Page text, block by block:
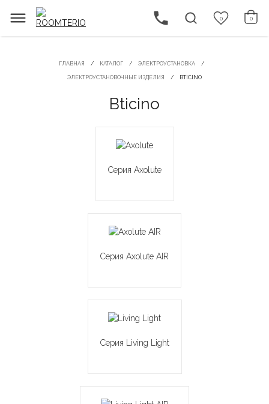
0 0
ГЛАВНАЯ КАТАЛОГ ЭЛЕКТРОУСТАНОВКА
ЭЛЕКТРОУСТАНОВОЧНЫЕ ИЗДЕЛИЯ BTICINO
Bticino
Серия Axolute
Серия Axolute AIR
Серия Living Light